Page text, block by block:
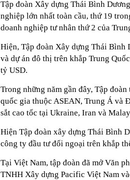
Tập đoàn Xây dựng Thái Bình
nghiệp lớn nhất toàn cầu, thứ 19
doanh nghiệp tư nhân thứ 2 của
Hiện, Tập đoàn Xây dựng Thái Bình
và dự án đô thị trên khắp Trung
tỷ USD.
Trong những năm gần đây, Tập
quốc gia thuộc ASEAN, Trung Á và
sắt cao tốc tại Ukraine, Iran và
Hiện Tập đoàn xây dựng Thái Bình
công ty đầu tư đối ngoại trên khắp
Tại Việt Nam, tập đoàn đã mở Văn
TNHH Xây dựng Pacific Việt Nam